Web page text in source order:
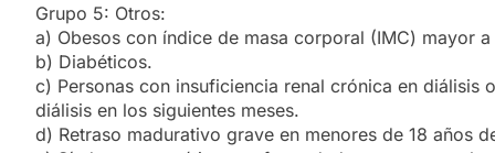
Grupo 5: Otros:
a) Obesos con índice de masa corporal (IMC) mayor
b) Diabéticos.
c) Personas con insuficiencia renal crónica en diálisis
diálisis en los siguientes meses.
d) Retraso madurativo grave en menores de 18 años